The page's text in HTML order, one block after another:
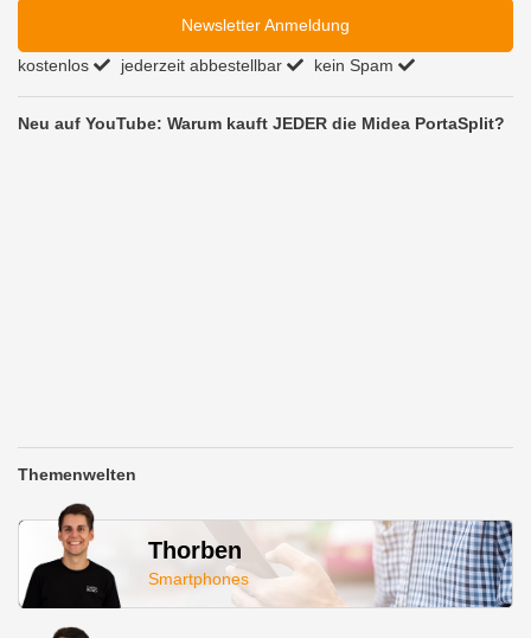
Newsletter Anmeldung
kostenlos jederzeit abbestellbar kein Spam
Neu auf YouTube: Warum kauft JEDER die Midea PortaSplit?
Themenwelten
Thorben
Smartphones